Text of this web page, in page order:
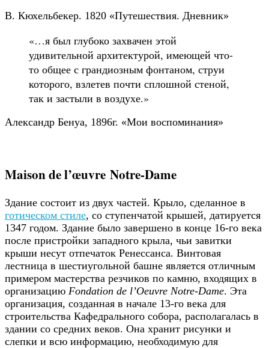
В. Кюхельбекер. 1820 «Путешествия. Дневник»
«…я был глубоко захвачен этой
удивительной архитектурой, имеющей что-
то общее с гран­диозным фонтаном, струи
которого, взлетев почти сплошной стеной,
так и застыли в воздухе.»
Александр Бенуа, 1896г. «Мои воспоминания»
Maison de l’œuvre Notre-Dame
Здание состоит из двух частей. Крыло, сделанное в
готическом стиле, со ступенчатой крышей, датируется
1347 годом. Здание было завершено в конце 16-го века
после пристройки западного крыла, чьи завитки
крыши несут отпечаток Ренессанса. Винтовая
лестница в шестиугольной башне является отличным
примером мастерства резчиков по камню, входящих в
организацию Fondation de l’Oeuvre Notre-Dame. Эта
организация, созданная в начале 13-го века для
строительства Кафедрального собора, располагалась в
здании со средних веков. Она хранит рисунки и
слепки и всю информацию, необходимую для